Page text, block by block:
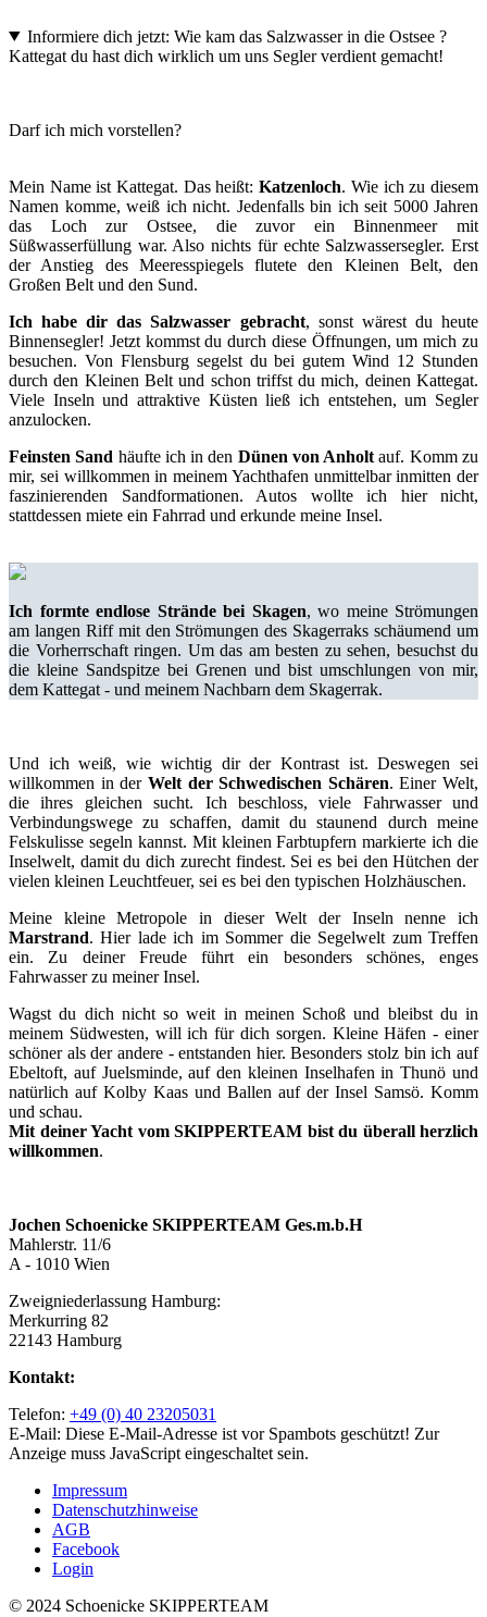
Informiere dich jetzt: Wie kam das Salzwasser in die Ostsee ?
Kattegat du hast dich wirklich um uns Segler verdient gemacht!
Darf ich mich vorstellen?
Mein Name ist Kattegat. Das heißt:Katzenloch. Wie ich zu diesem
Namen komme, weiß ich nicht. Jedenfalls bin ich seit 5000 Jahren
das Loch zur Ostsee, die zuvor ein Binnenmeer mit
Süßwasserfüllung war. Also nichts für echte Salzwassersegler. Erst
der Anstieg des Meeresspiegels flutete den Kleinen Belt, den
Großen Belt und den Sund.
Ich habe dir das Salzwasser gebracht, sonst wärest du heute
Binnensegler! Jetzt kommst du durch diese Öffnungen, um mich zu
besuchen. Von Flensburg segelst du bei gutem Wind 12 Stunden
durch den Kleinen Belt und schon triffst du mich, deinen Kattegat.
Viele Inseln und attraktive Küsten ließ ich entstehen, um Segler
anzulocken.
Feinsten Sand häufte ich in den Dünen von Anholt auf. Komm zu
mir, sei willkommen in meinem Yachthafen unmittelbar inmitten der
faszinierenden Sandformationen. Autos wollte ich hier nicht,
stattdessen miete ein Fahrrad und erkunde meine Insel.
Ich formte endlose Strände bei Skagen, wo meine Strömungen
am langen Riff mit den Strömungen des Skagerraks schäumend um
die Vorherrschaft ringen. Um das am besten zu sehen, besuchst du
die kleine Sandspitze bei Grenen und bist umschlungen von mir,
dem Kattegat - und meinem Nachbarn dem Skagerrak.
Und ich weiß, wie wichtig dir der Kontrast ist. Deswegen sei
willkommen in der Welt der Schwedischen Schären. Einer Welt,
die ihres gleichen sucht. Ich beschloss, viele Fahrwasser und
Verbindungswege zu schaffen, damit du staunend durch meine
Felskulisse segeln kannst. Mit kleinen Farbtupfern markierte ich die
Inselwelt, damit du dich zurecht findest. Sei es bei den Hütchen der
vielen kleinen Leuchtfeuer, sei es bei den typischen Holzhäuschen.
Meine kleine Metropole in dieser Welt der Inseln nenne ich
Marstrand. Hier lade ich im Sommer die Segelwelt zum Treffen
ein. Zu deiner Freude führt ein besonders schönes, enges
Fahrwasser zu meiner Insel.
Wagst du dich nicht so weit in meinen Schoß und bleibst du in
meinem Südwesten, will ich für dich sorgen. Kleine Häfen - einer
schöner als der andere - entstanden hier. Besonders stolz bin ich auf
Ebeltoft, auf Juelsminde, auf den kleinen Inselhafen in Thunö und
natürlich auf Kolby Kaas und Ballen auf der Insel Samsö. Komm
und schau.
Mit deiner Yacht vom SKIPPERTEAM bist du überall herzlich
willkommen.
Jochen Schoenicke SKIPPERTEAM Ges.m.b.H
Mahlerstr. 11/6
A - 1010 Wien
Zweigniederlassung Hamburg:
Merkurring 82
22143 Hamburg
Kontakt:
Telefon: +49 (0) 40 23205031
E-Mail: Diese E-Mail-Adresse ist vor Spambots geschützt! Zur
Anzeige muss JavaScript eingeschaltet sein.
Impressum
Datenschutzhinweise
AGB
Facebook
Login
© 2024 Schoenicke SKIPPERTEAM